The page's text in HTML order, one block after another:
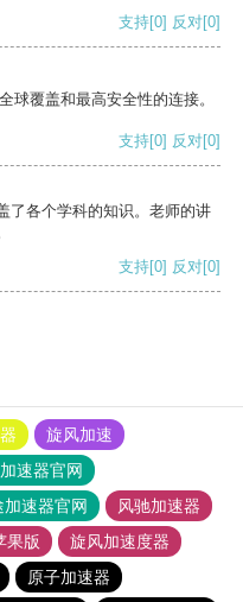
支持[0] 反对[0]
球覆盖和最高安全性的连接。
支持[0] 反对[0]
了各个学科的知识。老师的讲
支持[0] 反对[0]
旋风加速
速器官网
加速器官网
风驰加速器
果版
旋风加速度器
原子加速器